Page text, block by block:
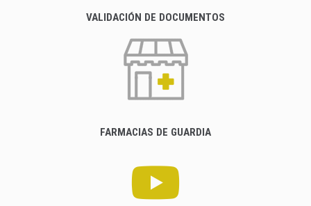
VALIDACIÓN DE DOCUMENTOS
FARMACIAS DE GUARDIA